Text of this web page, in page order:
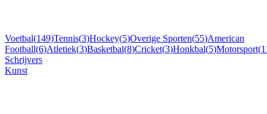
Voetbal(149)Tennis(3)Hockey(5)Overige Sporten(55)American
Football(6)Atletiek(3)Basketbal(8)Cricket(3)Honkbal(5)Motorsport(
Schrijvers
Kunst